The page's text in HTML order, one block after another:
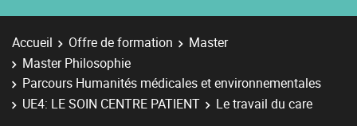
Accueil Offre de formation
Master
Master Philosophie
Parcours Humanités médicales et environnementales
UE4: LE SOIN CENTRE PATIENT
Le travail du care